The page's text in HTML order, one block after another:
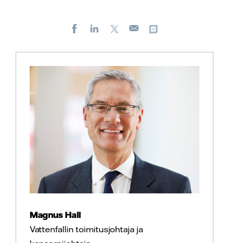
FacebookLinkedIn
Sähköposti
Magnus Hall
Vattenfallin toimitusjohtaja ja